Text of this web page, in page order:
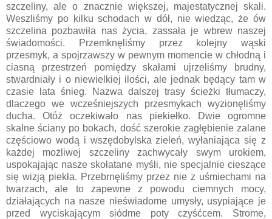
szczeliny, ale o znacznie większej, majestatycznej skali.
Weszliśmy po kilku schodach w dół, nie wiedząc, że ów
szczelina pozbawiła nas życia, zassała je wbrew naszej
świadomości. Przemknęliśmy przez kolejny wąski
przesmyk, a spojrzawszy w pewnym momencie w chłodną i
ciasną przestrzeń pomiędzy skałami ujrzeliśmy brudny,
stwardniały i o niewielkiej ilości, ale jednak będący tam w
czasie lata śnieg. Nazwa dalszej trasy ścieżki tłumaczy,
dlaczego we wcześniejszych przesmykach wyzionęliśmy
ducha. Otóż oczekiwało nas piekiełko. Dwie ogromne
skalne ściany po bokach, dość szerokie zagłębienie zalane
częściowo wodą i wszędobylska zieleń, wyłaniająca się z
każdej możliwej szczeliny zachwycały swym urokiem,
uspokajając nasze skołatane myśli, nie specjalnie cieszące
się wizją piekła. Przebrnęliśmy przez nie z uśmiechami na
twarzach, ale to zapewne z powodu ciemnych mocy,
działających na nasze nieświadome umysły, usypiające je
przed wyciskającym siódme poty czyśćcem. Strome,